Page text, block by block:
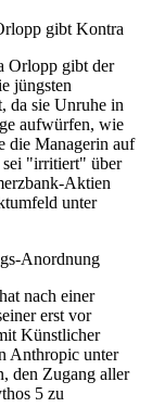
gibt Kontra
Orlopp gibt der
jüngsten
da sie Unruhe in
aufwürfen, wie
die Managerin auf
"irritiert" über
Aktien
unter
Anordnung
nach einer
erst vor
Künstlicher
Anthropic unter
den Zugang aller
5 zu